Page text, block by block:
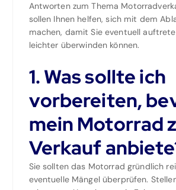
Antworten zum Thema
sollen Ihnen helfen, sich mit dem
machen, damit Sie eventuell
leichter überwinden können.
1. Was sollte ich
vorbereiten,
mein Motorrad
Verkauf
Sie sollten das Motorrad gründlich
eventuelle Mängel überprüfen.